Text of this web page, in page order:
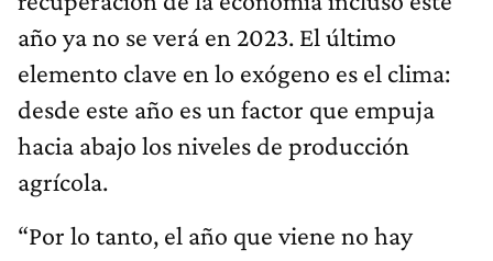
año ya no se verá en 2023. El último
elemento clave en lo exógeno es el clima:
desde este año es un factor que empuja
hacia abajo los niveles de producción
agrícola.
“Por lo tanto, el año que viene no hay